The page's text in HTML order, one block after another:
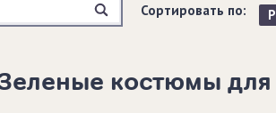
Сортировать по:
костюмы для